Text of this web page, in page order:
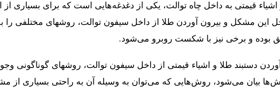
اشیاء قیمتی به داخل چاه توالت، یکی از دغدغه‌هایی است که برای بسیاری
حل این مشکل و بیرون آوردن طلا از داخل سیفون توالت، روشهای مختلفی را
بوده و برخی نیز با شکست روبرو می‌شود.
دستبند طلا و اشیاء قیمتی از داخل سیفون توالت، روشهای گوناگونی
بیان می‌شود، روش‌هایی که می‌توان به وسیله آن به راحتی بسیاری از